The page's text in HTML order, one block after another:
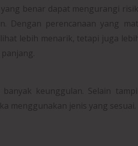
benar dapat mengurangi
Dengan perencanaan yang
lebih menarik, tetapi juga
keunggulan. Selain
menggunakan jenis yang sesuai.